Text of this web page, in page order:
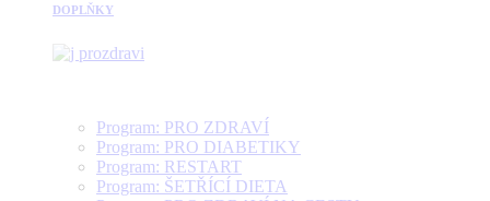
DOPLŇKY
Program: PRO ZDRAVÍ
Program: PRO DIABETIKY
Program: RESTART
Program: ŠETŘÍCÍ DIETA